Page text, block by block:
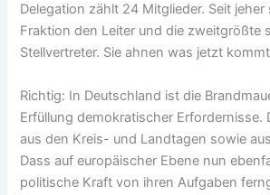
Delegation zählt 24 Mitglieder. Seit
Fraktion den Leiter und die zweitgrößte
Stellvertreter. Sie ahnen was jetzt
Richtig: In Deutschland ist die
Erfüllung demokratischer Erfordernisse.
aus den Kreis- und Landtagen sowie
Dass auf europäischer Ebene nun
politische Kraft von ihren Aufgaben